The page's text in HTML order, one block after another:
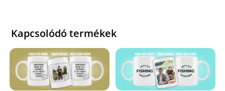
Kapcsolódó termékek